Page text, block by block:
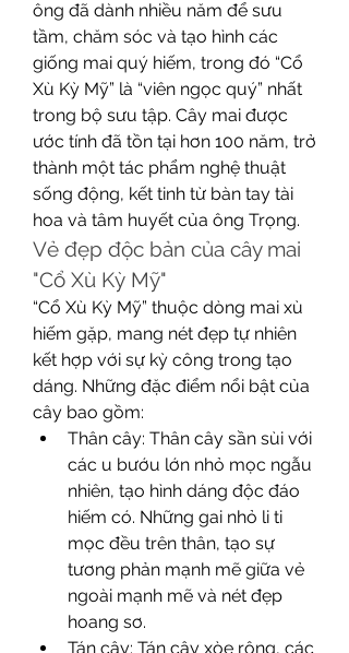
ông đã dành nhiều năm để sưu
tầm, chăm sóc và tạo hình các
giống mai quý hiếm, trong đó “Cổ
Xù Kỳ Mỹ” là “viên ngọc quý” nhất
trong bộ sưu tập. Cây mai được
ước tính đã tồn tại hơn 100 năm, trở
thành một tác phẩm nghệ thuật
sống động, kết tinh từ bàn tay tài
hoa và tâm huyết của ông Trọng.
Vẻ đẹp độc bản của cây mai
"Cổ Xù Kỳ Mỹ"
“Cổ Xù Kỳ Mỹ” thuộc dòng mai xù
hiếm gặp, mang nét đẹp tự nhiên
kết hợp với sự kỳ công trong tạo
dáng. Những đặc điểm nổi bật của
cây bao gồm:
Thân cây: Thân cây sần sùi với
các u bướu lớn nhỏ mọc ngẫu
nhiên, tạo hình dáng độc đáo
hiếm có. Những gai nhỏ li ti
mọc đều trên thân, tạo sự
tương phản mạnh mẽ giữa vẻ
ngoài mạnh mẽ và nét đẹp
hoang sơ.
Tán cây: Tán cây xòe rộng, các